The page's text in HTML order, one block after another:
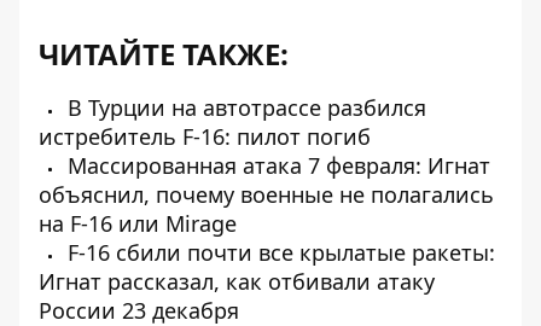
ЧИТАЙТЕ ТАКЖЕ:
В Турции на автотрассе разбился
истребитель F-16: пилот погиб
Массированная атака 7 февраля: Игнат
объяснил, почему военные не полагались
на F-16 или Mirage
F-16 сбили почти все крылатые ракеты:
Игнат рассказал, как отбивали атаку
России 23 декабря